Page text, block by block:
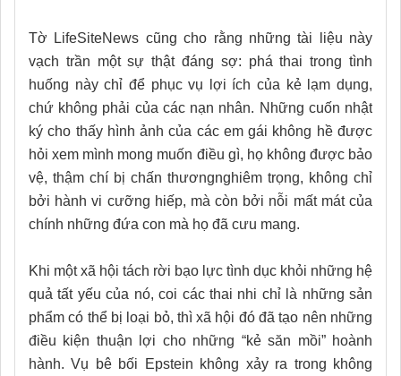
Tờ LifeSiteNews cũng cho rằng những tài liệu này
vạch trần một sự thật đáng sợ: phá thai trong tình
huống này chỉ để phục vụ lợi ích của kẻ lạm dụng,
chứ không phải của các nạn nhân. Những cuốn nhật
ký cho thấy hình ảnh của các em gái không hề được
hỏi xem mình mong muốn điều gì, họ không được bảo
vệ, thậm chí bị chấn thươngnghiêm trọng, không chỉ
bởi hành vi cưỡng hiếp, mà còn bởi nỗi mất mát của
chính những đứa con mà họ đã cưu mang.
Khi một xã hội tách rời bạo lực tình dục khỏi những hệ
quả tất yếu của nó, coi các thai nhi chỉ là những sản
phẩm có thể bị loại bỏ, thì xã hội đó đã tạo nên những
điều kiện thuận lợi cho những “kẻ săn mồi” hoành
hành. Vụ bê bối Epstein không xảy ra trong không